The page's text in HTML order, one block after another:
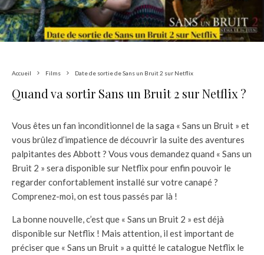
Accueil Films Date de sortie de Sans un Bruit 2 sur Netflix
Quand va sortir Sans un Bruit 2 sur Netflix ?
Vous êtes un fan inconditionnel de la saga « Sans un Bruit » et
vous brûlez d’impatience de découvrir la suite des aventures
palpitantes des Abbott ? Vous vous demandez quand « Sans un
Bruit 2 » sera disponible sur Netflix pour enfin pouvoir le
regarder confortablement installé sur votre canapé ?
Comprenez-moi, on est tous passés par là !
La bonne nouvelle, c’est que « Sans un Bruit 2 » est déjà
disponible sur Netflix ! Mais attention, il est important de
préciser que « Sans un Bruit » a quitté le catalogue Netflix le